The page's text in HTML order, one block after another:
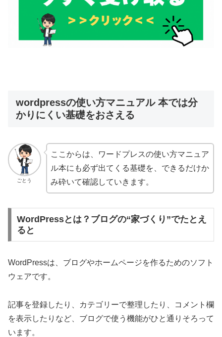
wordpressの使い方マニュアル 本では分
かりにくい基礎をおさえる
ごとう
ここからは、ワードプレスの使い方マニュア
ル本にも必ず出てくる基礎を、できるだけか
み砕いて確認していきます。
WordPressとは？ブログの“家づくり”でたとえ
ると
WordPressは、ブログやホームページを作るためのソフト
ウェアです。
記事を登録したり、カテゴリーで整理したり、コメント欄
を表示したりなど、ブログで使う機能がひと通りそろって
います。